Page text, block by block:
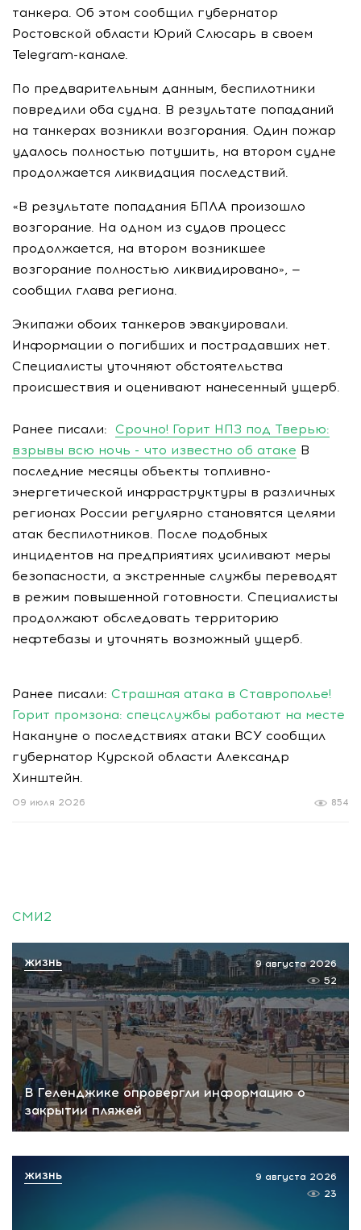
танкера. Об этом сообщил губернатор
Ростовской области Юрий Слюсарь в своем
Telegram-канале.
По предварительным данным, беспилотники
повредили оба судна. В результате попаданий
на танкерах возникли возгорания. Один пожар
удалось полностью потушить, на втором судне
продолжается ликвидация последствий.
«В результате попадания БПЛА произошло
возгорание. На одном из судов процесс
продолжается, на втором возникшее
возгорание полностью ликвидировано», —
сообщил глава региона.
Экипажи обоих танкеров эвакуировали.
Информации о погибших и пострадавших нет.
Специалисты уточняют обстоятельства
происшествия и оценивают нанесенный ущерб.
Ранее писали: Срочно! Горит НПЗ под Тверью:
взрывы всю ночь - что известно об атаке В
последние месяцы объекты топливно-
энергетической инфраструктуры в различных
регионах России регулярно становятся целями
атак беспилотников. После подобных
инцидентов на предприятиях усиливают меры
безопасности, а экстренные службы переводят
в режим повышенной готовности. Специалисты
продолжают обследовать территорию
нефтебазы и уточнять возможный ущерб.
Ранее писали: Страшная атака в Ставрополье!
Горит промзона: спецслужбы работают на месте
Накануне о последствиях атаки ВСУ сообщил
губернатор Курской области Александр
Хинштейн.
854
09 июля 2026
СМИ2
В Геленджике опровергли информацию о
закрытии пляжей
9 августа 2026
52
ЖИЗНЬ
9 августа 2026
23
ЖИЗНЬ